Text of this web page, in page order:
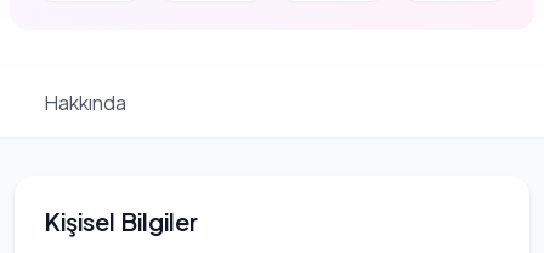
Hakkında
Kişisel Bilgiler